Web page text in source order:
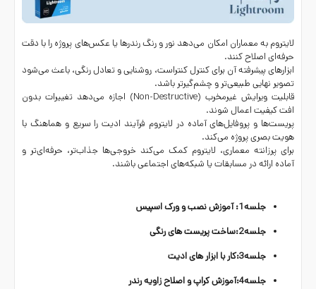
لایتروم به معماران امکان می‌دهد نور و رنگ رندرها یا عکس‌های پروژه را با دقت
حرفه‌ای اصلاح کنند.
ابزارهای پیشرفته آن برای کنترل کنتراست، روشنایی و تعادل رنگی، باعث می‌شود
تصویر نهایی طبیعی‌تر و چشم‌گیرتر باشد.
قابلیت ویرایش غیرمخرب (Non-Destructive) اجازه می‌دهد تغییرات بدون
افت کیفیت اعمال شوند.
پریست‌ها و پروفایل‌های آماده در لایتروم فرآیند ادیت را سریع و هماهنگ با
هویت بصری پروژه می‌کند.
برای پرزانته معماری، لایتروم کمک می‌کند خروجی‌ها جذاب‌تر، حرفه‌ای‌تر و
آماده ارائه در مسابقات یا شبکه‌های اجتماعی باشند.
جلسه1: آموزش نصب و ورک اسپیس
جلسه2:ساخت پریست های رنگی
جلسه3:کار با ابزار های ادیت
جلسه4:آموزش کراپ و اصلاح زاویه رندر